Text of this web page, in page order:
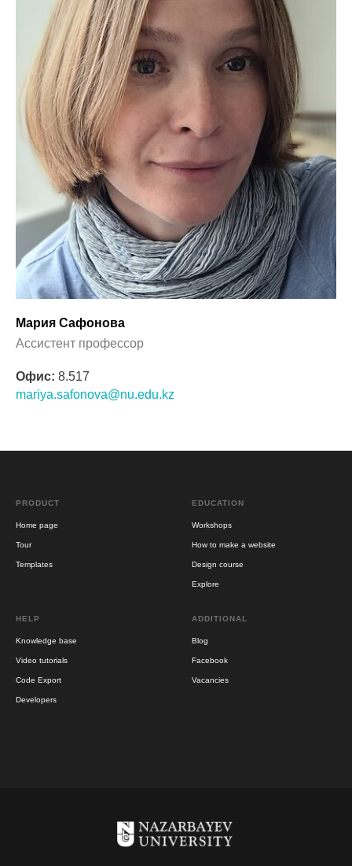
Мария Сафонова
Ассистент профессор
Офис: 8.517
mariya.safonova@nu.edu.kz
PRODUCT
Home page
Tour
Templates
EDUCATION
Workshops
How to make a website
Design course
Explore
HELP
Knowledge base
Video tutorials
Code Export
Developers
ADDITIONAL
Blog
Facebook
Vacancies